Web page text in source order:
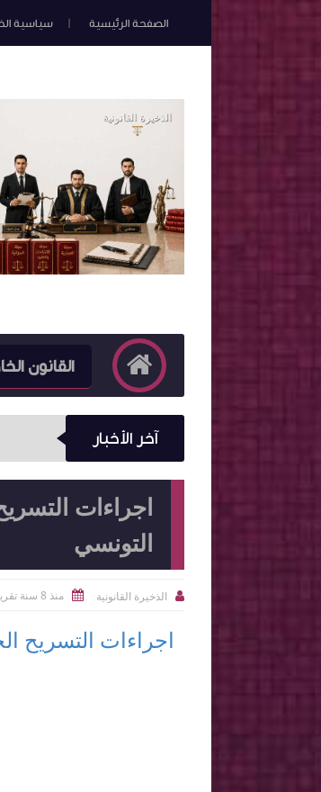
الصفحة الرئيسية سياسية
القانون
آخر الأخبار
اجراءات
التونسي
 الذخيرة القانونية  منذ 8 سنة تقريبا
اجراءات التسريح